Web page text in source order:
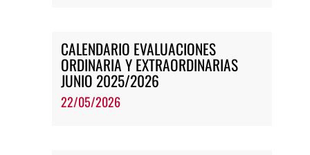
CALENDARIO EVALUACIONES
ORDINARIA Y EXTRAORDINARIAS
JUNIO 2025/2026
22/05/2026